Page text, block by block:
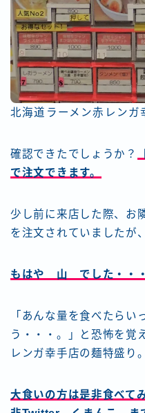
北海道ラーメン赤レンガ
確認できたでしょうか？
で注文できます。
少し前に来店した際、お
を注文されていましたが、
もはや 山 でした・・・
「あんな量を食べたらい
う・・・。」と恐怖を覚
レンガ幸手店の麺特盛り。
大食いの方は是非食べて